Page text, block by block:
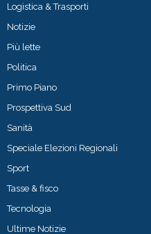
Logistica & Trasporti
Notizie
Più lette
Politica
Primo Piano
Prospettiva Sud
Sanità
Speciale Elezioni Regionali
Sport
Tasse & fisco
Tecnologia
Ultime Notizie